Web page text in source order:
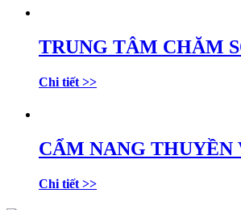
TRUNG TÂM CHĂM
Chi tiết >>
CẨM NANG THUYỀN
Chi tiết >>